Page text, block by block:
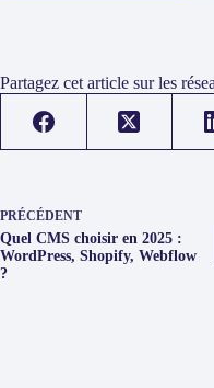
Partagez cet article sur les
PRÉCÉDENT
Quel CMS choisir en 2025 :
WordPress, Shopify, Webflow
?